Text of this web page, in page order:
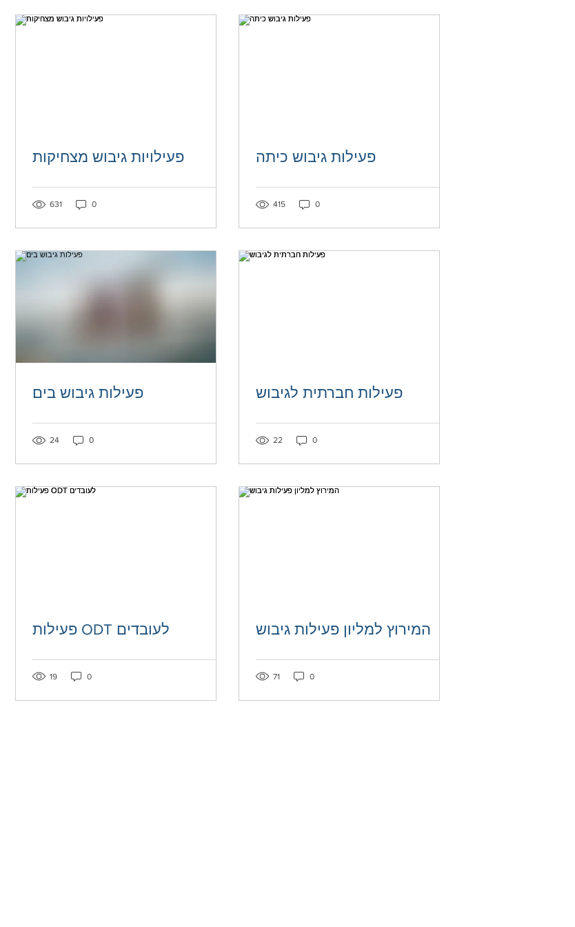
Post not marked as liked
פעילויות גיבוש מצחיקות
631 0 Post not marked as liked
פעילות גיבוש כיתה
415 0
Post not marked as liked
פעילות גיבוש בים
24 0 Post not marked as liked
פעילות חברתית לגיבוש
22 0
Post not marked as liked
פעילות ODT לעובדים
19 0 Post not marked as liked
המירוץ למליון פעילות גיבוש
71 0